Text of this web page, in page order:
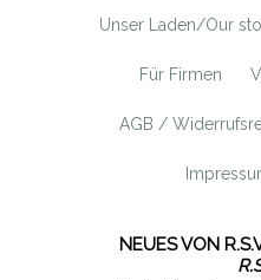
Unser Laden/Our
Für Firmen
AGB /
NEUES VON